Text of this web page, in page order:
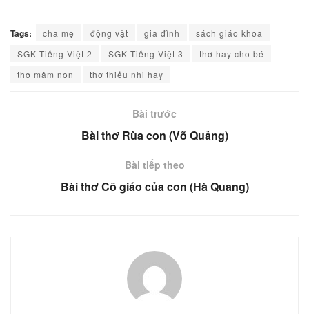
Tags: cha mẹ động vật gia đình
sách giáo khoa
SGK Tiếng Việt 2
SGK Tiếng Việt 3
thơ hay cho bé
thơ mầm non
thơ thiếu nhi hay
Bài trước
Bài thơ Rùa con (Võ Quảng)
Bài tiếp theo
Bài thơ Cô giáo của con (Hà Quang)